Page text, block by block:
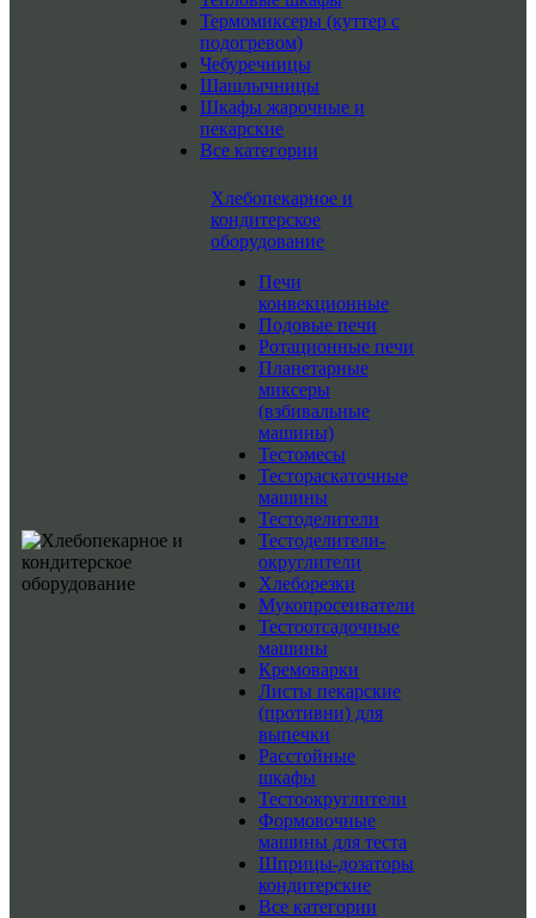
Термомиксеры (куттер с
подогревом)
Чебуречницы
Шашлычницы
Шкафы жарочные и
пекарские
Все категории
Хлебопекарное и
кондитерское
оборудование
Печи
конвекционные
Подовые печи
Ротационные печи
Планетарные
миксеры
(взбивальные
машины)
Тестомесы
Тестораскаточные
машины
Тестоделители
Тестоделители-
округлители
Хлеборезки
Мукопросеиватели
Тестоотсадочные
машины
Кремоварки
Листы пекарские
(противни) для
выпечки
Расстойные
шкафы
Тестоокруглители
Формовочные
машины для теста
Шприцы-дозаторы
кондитерские
Все категории